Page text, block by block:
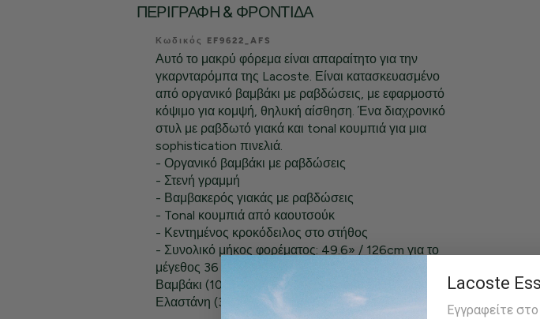
ΠΕΡΙΓΡΑΦΉ & ΦΡΟΝΤΊΔΑ
Κωδικός EF9622_AFS
Αυτό το μακρύ φόρεμα είναι απαραίτητο για την
γκαρνταρόμπα της Lacoste. Είναι κατασκευασμένο
από οργανικό βαμβάκι με ραβδώσεις, με εφαρμοστό
κόψιμο για κομψή, θηλυκή αίσθηση. Ένα διαχρονικό
στυλ με ραβδωτό γιακά και tonal κουμπιά για μια
sophistication πινελιά.
- Οργανικό βαμβάκι με ραβδώσεις
- Στενή γραμμή
- Βαμβακερός γιακάς με ραβδώσεις
- Tonal κουμπιά από καουτσούκ
- Κεντημένος κροκόδειλος στο στήθος
- Συνολικό μήκος φορέματος: 49.6» / 126cm για το
μέγεθος 36
Βαμβάκι (100%) / γιακάς: 1,5 εκ: Βαμβάκι (97%),
Ελαστάνη (3%)
Lacoste
Εγγραφείτε